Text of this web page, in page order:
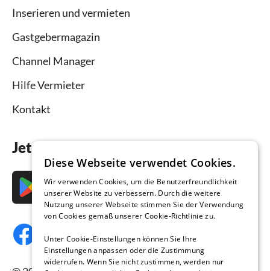
Inserieren und vermieten
Gastgebermagazin
Channel Manager
Hilfe Vermieter
Kontakt
Jetzt die App downloaden
Diese Webseite verwendet Cookies.
Wir verwenden Cookies, um die Benutzerfreundlichkeit
unserer Website zu verbessern. Durch die weitere
Nutzung unserer Webseite stimmen Sie der Verwendung
von Cookies gemäß unserer Cookie-Richtlinie zu.
Unter Cookie-Einstellungen können Sie Ihre
Einstellungen anpassen oder die Zustimmung
widerrufen. Wenn Sie nicht zustimmen, werden nur